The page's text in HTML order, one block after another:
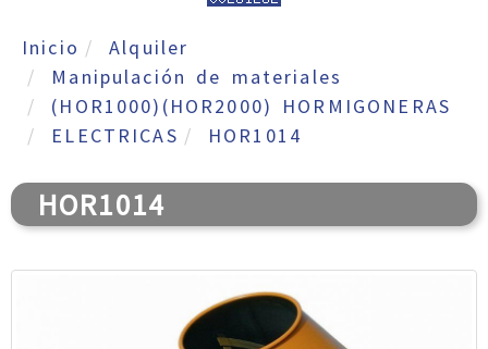
Inicio
Alquiler
Manipulación de materiales
(HOR1000)(HOR2000) HORMIGONERAS
ELECTRICAS
HOR1014
HOR1014